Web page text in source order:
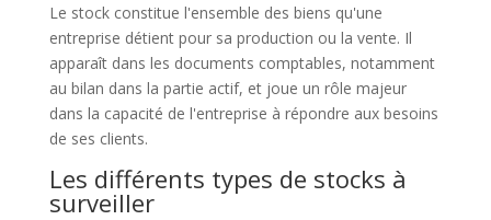
Le stock constitue l'ensemble des biens qu'une
entreprise détient pour sa production ou la vente. Il
apparaît dans les documents comptables, notamment
au bilan dans la partie actif, et joue un rôle majeur
dans la capacité de l'entreprise à répondre aux besoins
de ses clients.
Les différents types de stocks à
surveiller